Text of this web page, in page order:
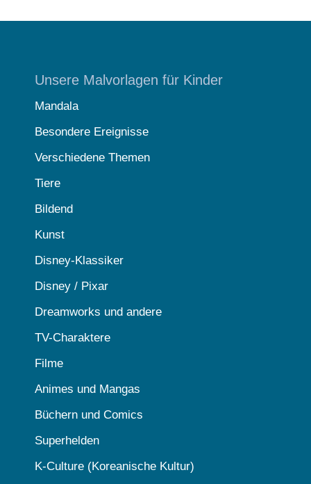
Unsere Malvorlagen für Kinder
Mandala
Besondere Ereignisse
Verschiedene Themen
Tiere
Bildend
Kunst
Disney-Klassiker
Disney / Pixar
Dreamworks und andere
TV-Charaktere
Filme
Animes und Mangas
Büchern und Comics
Superhelden
K-Culture (Koreanische Kultur)